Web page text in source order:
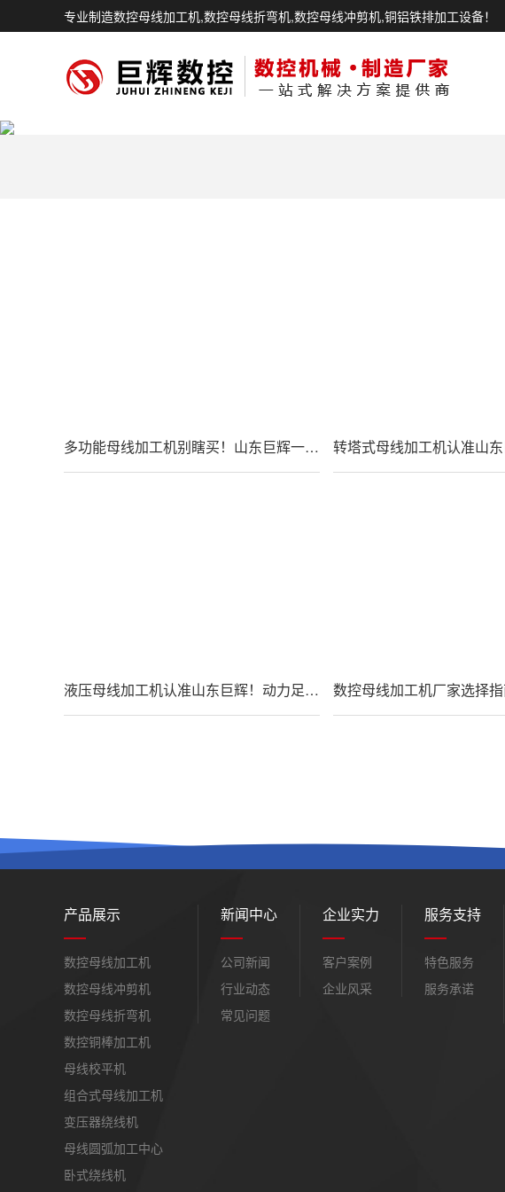
专业制造数控母线加工机,数控母线折弯机,数控母线冲剪机,铜铝铁排加工设备！
多功能母线加工机别瞎买！山东巨辉一台顶三台，小车间也能玩得转
液压母线加工机认准山东巨辉！动力足不漏油，加工稳到没朋友
产品展示
数控母线加工机
数控母线冲剪机
数控母线折弯机
数控铜棒加工机
母线校平机
组合式母线加工机
变压器绕线机
母线圆弧加工中心
卧式绕线机
新闻中心
公司新闻
行业动态
常见问题
企业实力
客户案例
企业风采
服务支持
特色服务
服务承诺